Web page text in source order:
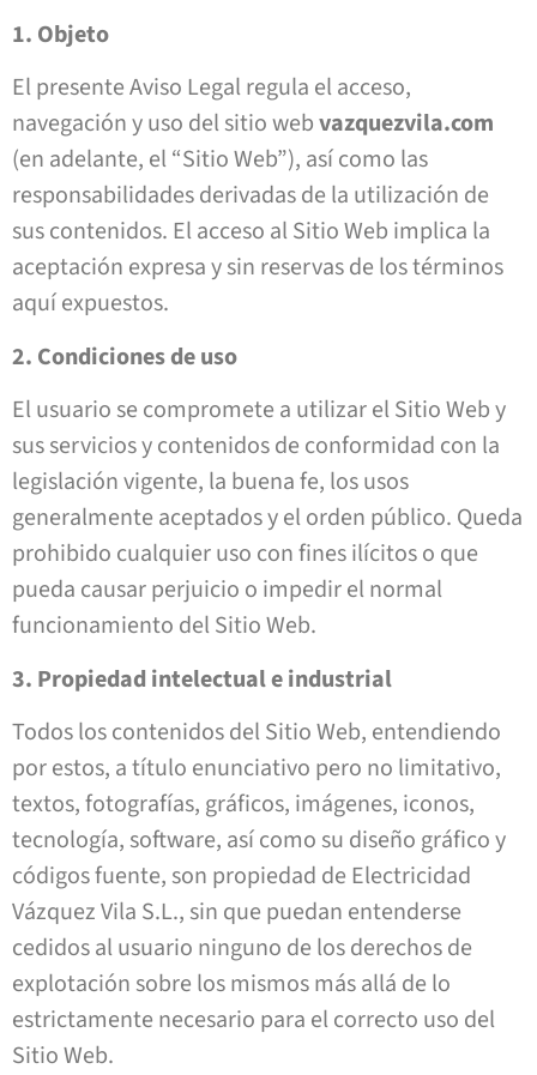
1. Objeto
El presente Aviso Legal regula el acceso,
navegación y uso del sitio webvazquezvila.com
(en adelante, el “Sitio Web”), así como las
responsabilidades derivadas de la utilización de
sus contenidos. El acceso al Sitio Web implica la
aceptación expresa y sin reservas de los términos
aquí expuestos.
2. Condiciones de uso
El usuario se compromete a utilizar el Sitio Web y
sus servicios y contenidos de conformidad con la
legislación vigente, la buena fe, los usos
generalmente aceptados y el orden público. Queda
prohibido cualquier uso con fines ilícitos o que
pueda causar perjuicio o impedir el normal
funcionamiento del Sitio Web.
3. Propiedad intelectual e industrial
Todos los contenidos del Sitio Web, entendiendo
por estos, a título enunciativo pero no limitativo,
textos, fotografías, gráficos, imágenes, iconos,
tecnología, software, así como su diseño gráfico y
códigos fuente, son propiedad de Electricidad
Vázquez Vila S.L., sin que puedan entenderse
cedidos al usuario ninguno de los derechos de
explotación sobre los mismos más allá de lo
estrictamente necesario para el correcto uso del
Sitio Web.